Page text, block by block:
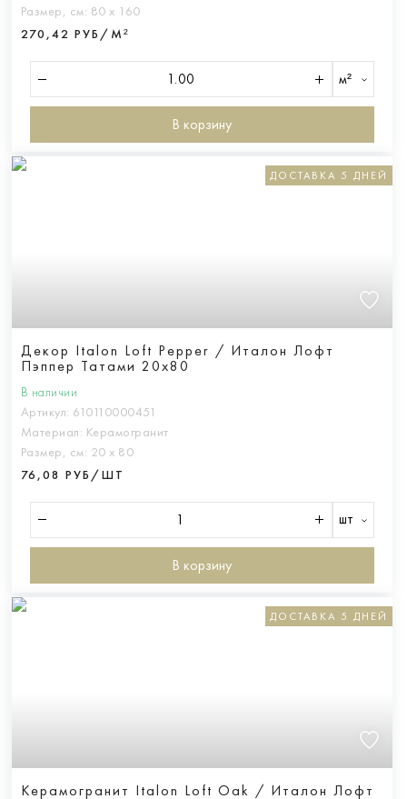
Размер, см: 80 х 160
270,42 РУБ/М²
м²
В корзину
ДОСТАВКА 5 ДНЕЙ
Декор Italon Loft Pepper / Италон Лофт
Пэппер Татами 20х80
В наличии
Артикул: 610110000451
Материал: Керамогранит
Размер, см: 20 х 80
76,08 РУБ/ШТ
шт
В корзину
ДОСТАВКА 5 ДНЕЙ
Керамогранит Italon Loft Oak / Италон Лофт